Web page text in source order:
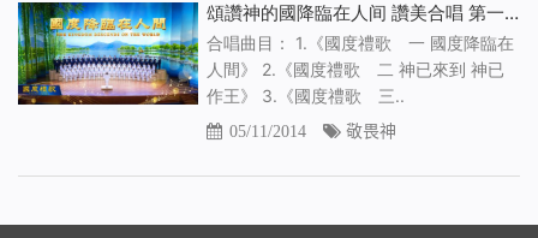
頌讚神的國降臨在人间 讚美合唱 第一輯
合唱曲目： 1.《國度禮歌 一 國度降臨在
人間》 2.《國度禮歌 二 神已來到 神已
作王》 3.《國度禮歌 三..
05/11/2014 敬畏神